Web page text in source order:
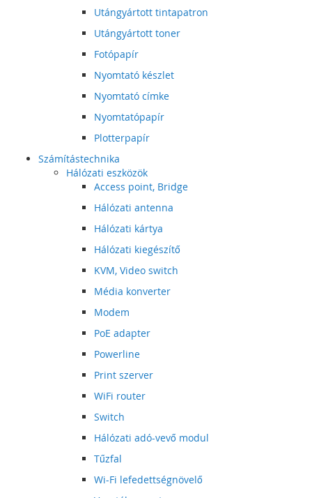
Utángyártott tintapatron
Utángyártott toner
Fotópapír
Nyomtató készlet
Nyomtató címke
Nyomtatópapír
Plotterpapír
Számítástechnika
Hálózati eszközök
Access point, Bridge
Hálózati antenna
Hálózati kártya
Hálózati kiegészítő
KVM, Video switch
Média konverter
Modem
PoE adapter
Powerline
Print szerver
WiFi router
Switch
Hálózati adó-vevő modul
Tűzfal
Wi-Fi lefedettségnövelő